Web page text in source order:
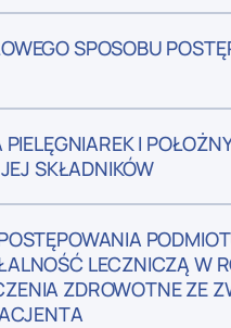
SPOSOBU
I
SKŁADNIKÓW
LECZNICZĄ W
ZDROWOTNE ZE